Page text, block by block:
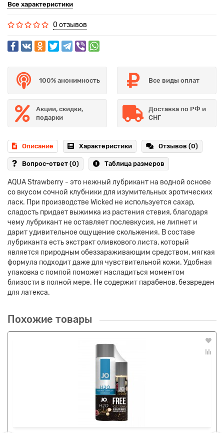
Все характеристики
0 отзывов
100% анонимность Все виды оплат
Акции, скидки,
подарки
Доставка по РФ и
СНГ
Описание Характеристики Отзывов (0)
Вопрос-ответ (0) Таблица размеров
AQUA Strawberry - это нежный лубрикант на водной основе
со вкусом сочной клубники для изумительных эротических
ласк. При производстве Wicked не используется сахар,
сладость придает выжимка из растения стевия, благодаря
чему лубрикант не оставляет послевкусия, не липнет и
дарит удивительное ощущение скольжения. В составе
лубриканта есть экстракт оливкового листа, который
является природным обеззараживающим средством, мягкая
формула подходит даже для чувствительной кожи. Удобная
упаковка с помпой поможет насладиться моментом
близости в полной мере. Не содержит парабенов, безвреден
для латекса.
Похожие товары